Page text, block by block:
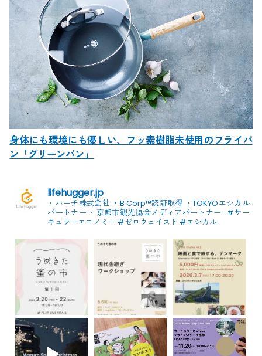
身体にも環境にも優しい、フッ素樹脂未使用のフライパ
ン「グリーンパン」
lifehugger.jp
・ハーチ株式会社 ・B Corp™認証取得 ・TOKYOエシカル
パートナー ・京都市観光協会メディアパートナー . #サー
キュラーエコノミー #ゼロウェイスト #エシカル